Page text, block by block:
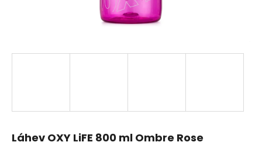
Láhev OXY LiFE 800 ml Ombre Rose
t
HLEDAT